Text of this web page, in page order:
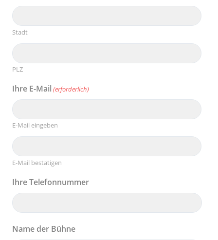
Stadt
PLZ
Ihre E-Mail (erforderlich)
E-Mail eingeben
E-Mail bestätigen
Ihre Telefonnummer
Name der Bühne